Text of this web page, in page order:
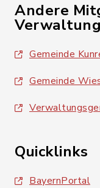
Andere
Gemeinde
Gemeinde
Quicklinks
BayernPortal